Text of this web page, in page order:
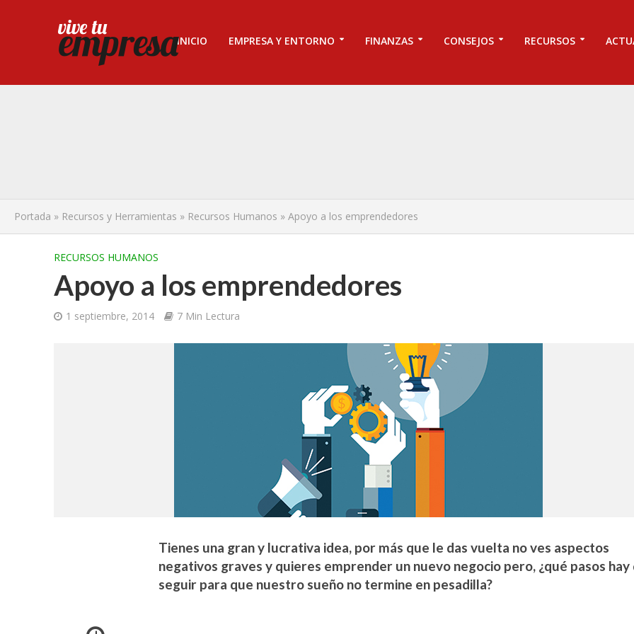
INICIO EMPRESA Y ENTORNO FINANZAS CONSEJOS RECURSOS
Portada » Recursos y Herramientas » Recursos Humanos » Apoyo a los emprendedores
RECURSOS HUMANOS
Apoyo a los emprendedores
1 septiembre, 2014 7 Min Lectura
Tienes una gran y lucrativa idea, por más que le das vuelta no ves aspectos
negativos graves y quieres emprender un nuevo negocio pero, ¿qué pasos hay
seguir para que nuestro sueño no termine en pesadilla?